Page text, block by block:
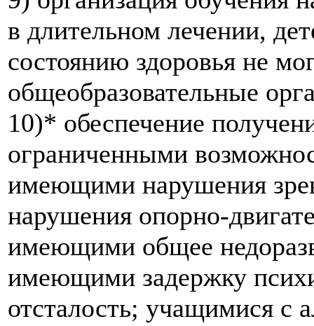
в длительном лечении,
состоянию здоровья не
общеобразовательные
10)* обеспечение
ограниченными
имеющими нарушения
нарушения опорно-
имеющими общее
имеющими задержку
отсталость; учащимися с